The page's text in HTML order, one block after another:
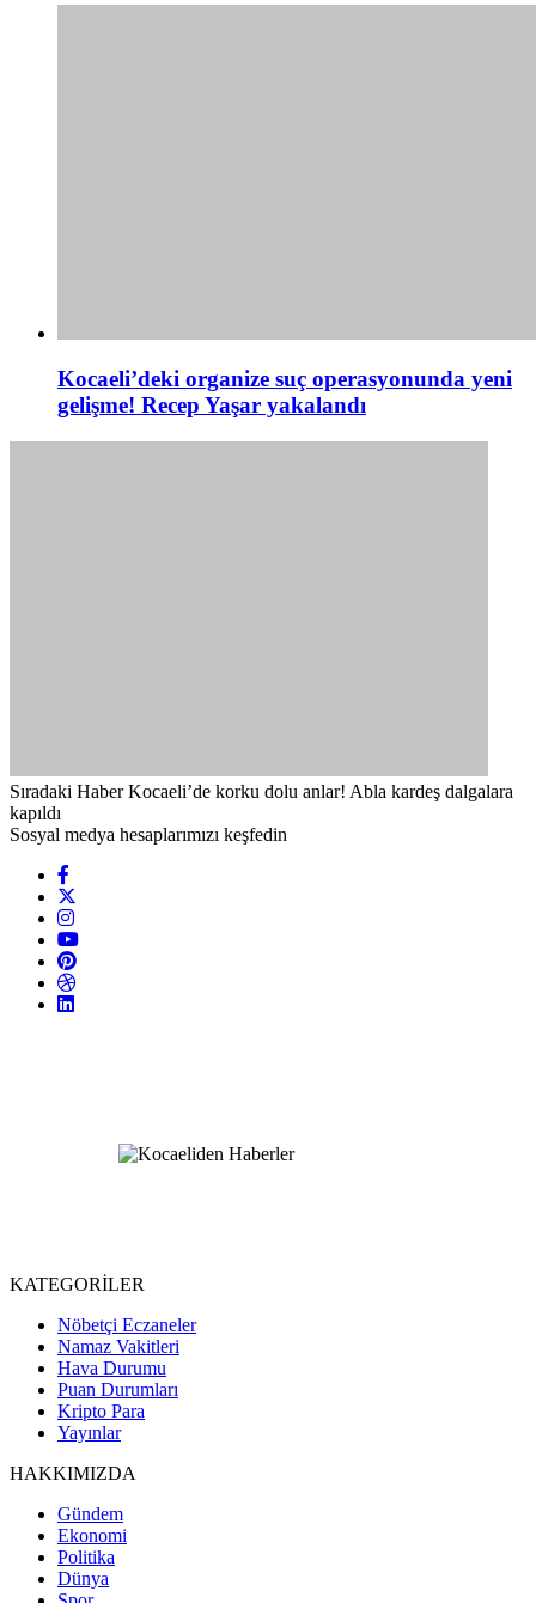
Kocaeli’deki organize suç operasyonunda yeni
gelişme! Recep Yaşar yakalandı
Sıradaki Haber Kocaeli’de korku dolu anlar! Abla kardeş dalgalara
kapıldı
Sosyal medya hesaplarımızı keşfedin
KATEGORİLER
Nöbetçi Eczaneler
Namaz Vakitleri
Hava Durumu
Puan Durumları
Kripto Para
Yayınlar
HAKKIMIZDA
Gündem
Ekonomi
Politika
Dünya